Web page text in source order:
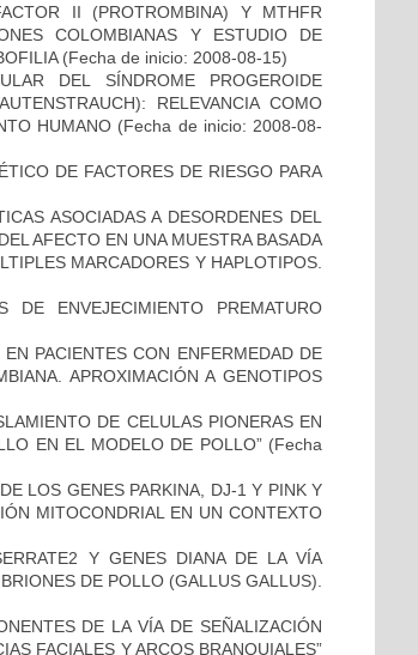
II (PROTROMBINA) Y MTHFR
COLOMBIANAS Y ESTUDIO DE
(Fecha de inicio: 2008-08-15)
DEL SÍNDROME PROGEROIDE
RELEVANCIA COMO
HUMANO (Fecha de inicio: 2008-08-
DE FACTORES DE RIESGO PARA
ASOCIADAS A DESORDENES DEL
AFECTO EN UNA MUESTRA BASADA
MARCADORES Y HAPLOTIPOS.
DE ENVEJECIMIENTO PREMATURO
PACIENTES CON ENFERMEDAD DE
APROXIMACIÓN A GENOTIPOS
DE CELULAS PIONERAS EN
EN EL MODELO DE POLLO”(Fecha
LOS GENES PARKINA, DJ-1 Y PINK Y
MITOCONDRIAL EN UN CONTEXTO
Y GENES DIANA DE LA VÍA
DE POLLO (GALLUS GALLUS).
DE LA VÍA DE SEÑALIZACIÓN
FACIALES Y ARCOS BRANQUIALES”